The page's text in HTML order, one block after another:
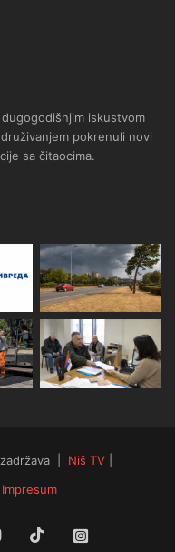
iskustvom
pokrenuli novi
sa čitaocima.
| Niš TV|
Impresum
Instagram
TikTok